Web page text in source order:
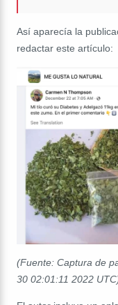
Así aparecía la
redactar este artículo:
(Fuente: Captura de
30 02:01:11 2022